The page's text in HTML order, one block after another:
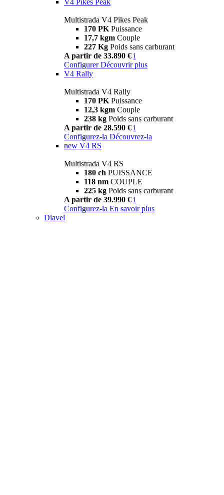
Multistrada V4 Pikes Peak
170 PK Puissance
17,7 kgm Couple
227 Kg Poids sans carburant
A partir de 33.890 € i
Configurer Découvrir plus
V4 Rally
Multistrada V4 Rally
170 PK Puissance
12,3 kgm Couple
238 kg Poids sans carburant
A partir de 28.590 € i
Configurez-la Découvrez-la
new V4 RS
Multistrada V4 RS
180 ch PUISSANCE
118 nm COUPLE
225 kg Poids sans carburant
A partir de 39.990 € i
Configurez-la En savoir plus
Diavel